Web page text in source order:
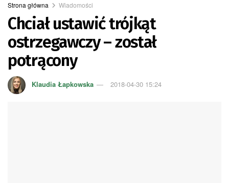
Strona główna Wiadomości
Chciał ustawić trójkąt
ostrzegawczy – został
potrącony
Klaudia Łapkowska 2018-04-30 15:24